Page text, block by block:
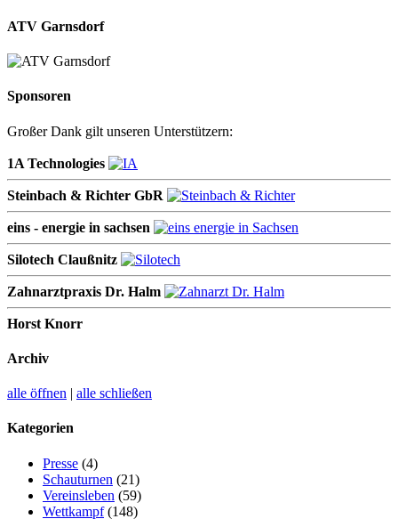
ATV Garnsdorf
Sponsoren
Großer Dank gilt unseren Unterstützern:
1A Technologies
Steinbach & Richter GbR
eins - energie in sachsen
Silotech Claußnitz
Zahnarztpraxis Dr. Halm
Horst Knorr
Archiv
alle öffnen | alle schließen
Kategorien
Presse (4)
Schauturnen (21)
Vereinsleben (59)
Wettkampf(148)